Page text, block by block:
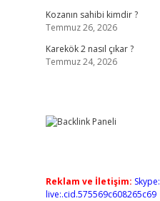
Kozanın sahibi kimdir ?
Temmuz 26, 2026
Karekök 2 nasıl çıkar ?
Temmuz 24, 2026
Reklam ve İletişim: Skype:
live:.cid.575569c608265c69